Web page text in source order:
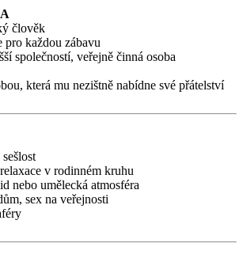
člověk
každou zábavu
společností, veřejně činná osoba
která mu nezištně nabídne své přátelství
v rodinném kruhu
nebo umělecká atmosféra
sex na veřejnosti